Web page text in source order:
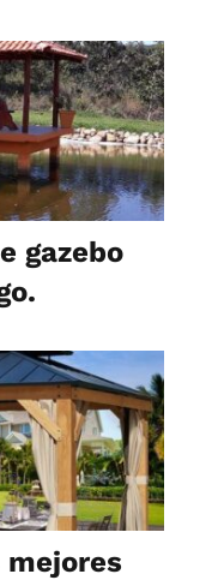
gazebo
mejores